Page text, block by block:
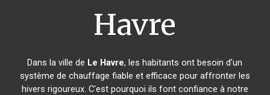
Havre
Dans la ville de Le Havre, les habitants ont besoin d'un
système de chauffage fiable et efficace pour affronter les
hivers rigoureux. C'est pourquoi ils font confiance à notre